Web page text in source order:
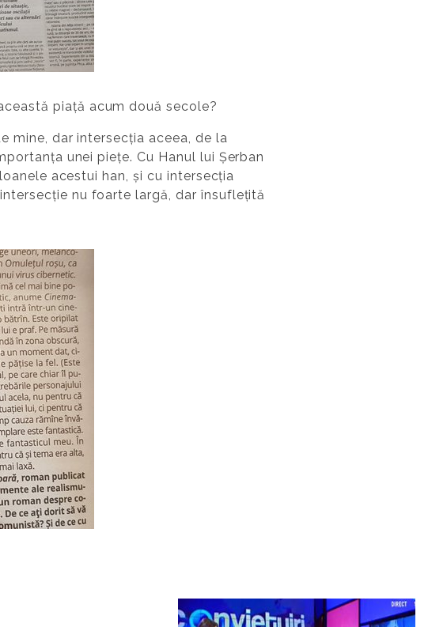
piață acum două secole?
mine, dar intersecția aceea, de la
unei piețe. Cu Hanul lui Șerban
acestui han, și cu intersecția
nu foarte largă, dar însuflețită